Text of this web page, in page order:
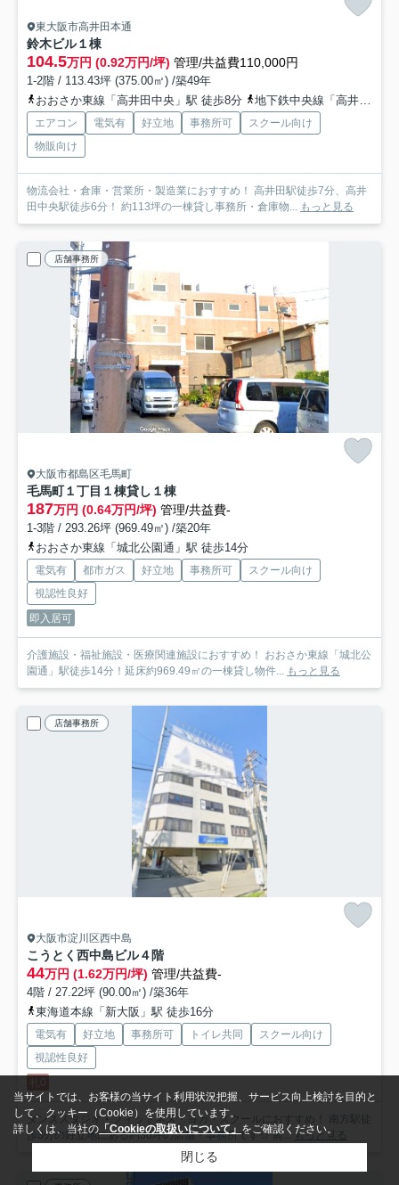
東大阪市高井田本通
鈴木ビル１棟
104.5万円 (0.92万円/坪) 管理/共益費110,000円
1-2階 / 113.43坪 (375.00㎡) /築49年
おおさか東線「高井田中央」駅 徒歩8分
地下鉄中央線「高井田」駅 徒歩8分
エアコン 電気有 好立地 事務所可
スクール向け
物販向け
物流会社・倉庫・営業所・製造業におすすめ！ 高井田駅徒歩7分、高井
田中央駅徒歩6分！ 約113坪の一棟貸し事務所・倉庫物... もっと見る
店舗事務所
大阪市都島区毛馬町
毛馬町１丁目１棟貸し １棟
187万円 (0.64万円/坪) 管理/共益費-
1-3階 / 293.26坪 (969.49㎡) /築20年
おおさか東線「城北公園通」駅 徒歩14分
電気有 都市ガス 好立地 事務所可
スクール向け
視認性良好
即入居可
介護施設・福祉施設・医療関連施設におすすめ！ おおさか東線「城北公
園通」駅徒歩14分！延床約969.49㎡の一棟貸し物件... もっと見る
店舗事務所
大阪市淀川区西中島
こうとく西中島ビル４階
44万円 (1.62万円/坪) 管理/共益費-
4階 / 27.22坪 (90.00㎡) /築36年
東海道本線「新大阪」駅 徒歩16分
電気有 好立地 事務所可 トイレ共同
スクール向け
視認性良好
ダンススタジオ・フィットネス・ヨガ・スクールにおすすめ！ 南方駅徒
歩3分の好立地にある約30坪の店舗・事務所です☆ 前... もっと見る
当サイトでは、お客様の当サイト利用状況把握、サービス向上検討を目的と
して、クッキー（Cookie）を使用しています。
詳しくは、当社の 「Cookieの取扱いについて」 をご確認ください。
閉じる